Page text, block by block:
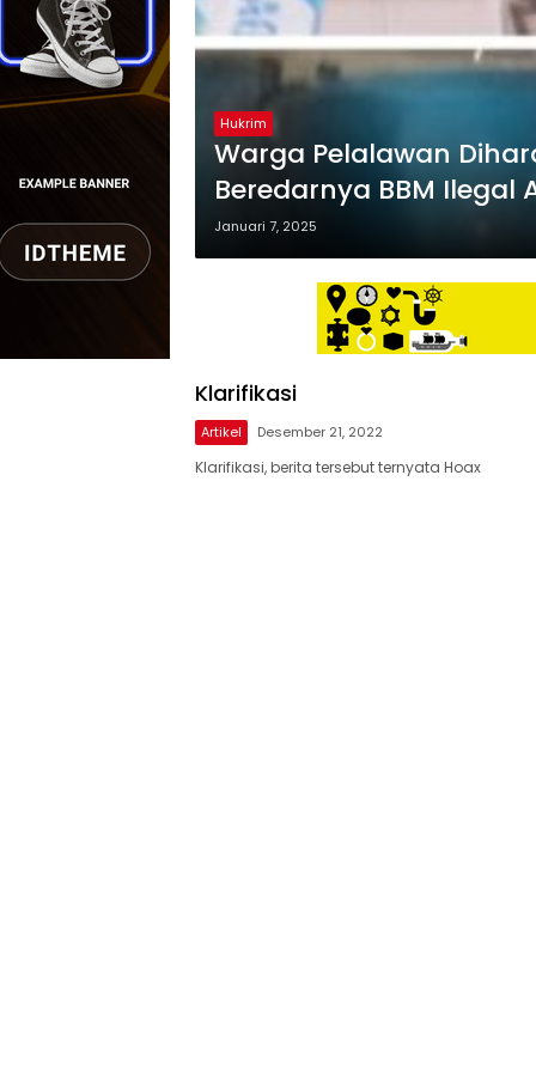
Hukrim
Warga Pelalawan
Beredarnya BBM Ilegal
Hukum Polres Pelalawan
Januari 7, 2025
Klarifikasi
Artikel Desember 21, 2022
Klarifikasi, berita tersebut ternyata Hoax